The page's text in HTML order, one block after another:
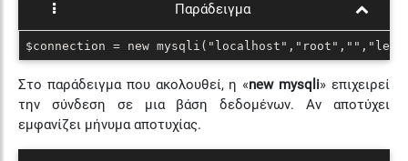
Παράδειγμα
$connection = new
Στο παράδειγμα που ακολουθεί, η «new mysqli» επιχειρεί
την σύνδεση σε μια βάση δεδομένων. Αν αποτύχει
εμφανίζει μήνυμα αποτυχίας.